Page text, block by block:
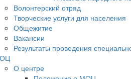
Волонтерский отряд
Творческие услуги для населения
Общежитие
Вакансии
Результаты проведения
О центре